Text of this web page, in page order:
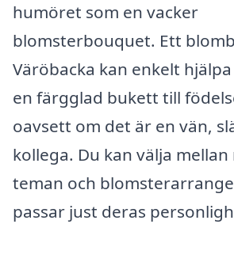
humöret som en vacker
blomsterbouquet. Ett
Väröbacka kan enkelt
en färgglad bukett till
oavsett om det är en vän,
kollega. Du kan välja
teman och
passar just deras